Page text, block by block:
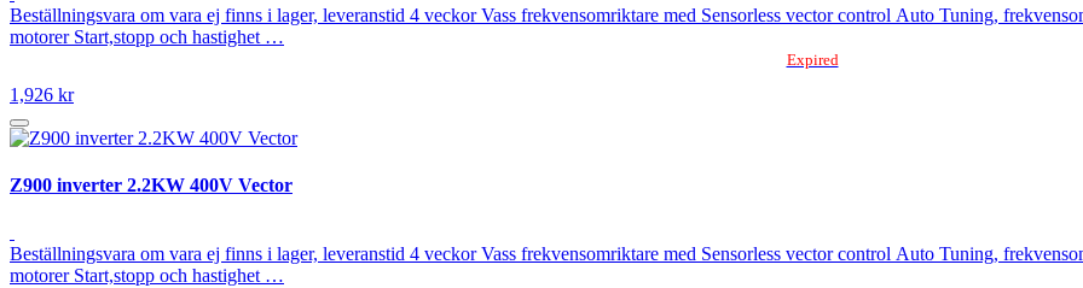
Beställningsvara om vara ej finns i lager, leveranstid 4 veckor Vass frekvensomriktare med Sensorless vector control Auto Tuning,
motorer Start,stopp och hastighet …
Expired
1,926 kr
Z900 inverter 2.2KW 400V Vector
Beställningsvara om vara ej finns i lager, leveranstid 4 veckor Vass frekvensomriktare med Sensorless vector control Auto Tuning,
motorer Start,stopp och hastighet …